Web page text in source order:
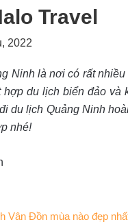
Travel
2022
Ninh là nơi có rất
hợp du lịch biển đảo và
du lịch Quảng Ninh
nhé!
Vân Đồn mùa nào đẹp